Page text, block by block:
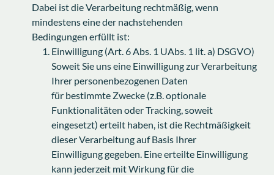
Dabei ist die Verarbeitung rechtmäßig, wenn
mindestens eine der nachstehenden
Bedingungen erfüllt ist:
Einwilligung (Art. 6 Abs. 1 UAbs. 1 lit. a) DSGVO)
Soweit Sie uns eine Einwilligung zur Verarbeitung
Ihrer personenbezogenen Daten
für bestimmte Zwecke (z.B. optionale
Funktionalitäten oder Tracking, soweit
eingesetzt) erteilt haben, ist die Rechtmäßigkeit
dieser Verarbeitung auf Basis Ihrer
Einwilligung gegeben. Eine erteilte Einwilligung
kann jederzeit mit Wirkung für die